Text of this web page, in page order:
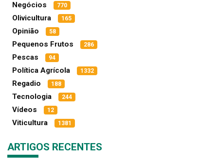
Negócios 770
Olivicultura 165
Opinião 58
Pequenos Frutos 286
Pescas 94
Política Agrícola 1332
Regadio 188
Tecnologia 244
Vídeos 12
Viticultura 1381
ARTIGOS RECENTES